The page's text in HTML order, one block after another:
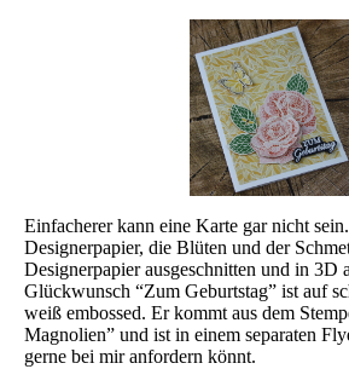
Einfacherer kann eine Karte gar nicht
Designerpapier, die Blüten und der
Designerpapier ausgeschnitten und in 3D
Glückwunsch “Zum Geburtstag” ist auf
weiß embossed. Er kommt aus dem
Magnolien” und ist in einem separaten
gerne bei mir anfordern könnt.